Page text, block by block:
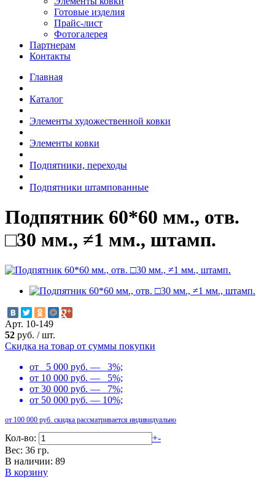
Готовые изделия
Прайс-лист
Фотогалерея
Партнерам
Контакты
Главная
Каталог
Элементы художественной ковки
Элементы ковки
Подпятники, переходы
Подпятники штампованные
Подпятник 60*60 мм., отв.
□30 мм., ≠1 мм., штамп.
Арт. 10-149
52 руб. /шт.
Скидка на товар от суммы покупки
от 5 000 руб. — 3%;
от 10 000 руб. — 5%;
от 30 000 руб. — 7%;
от 50 000 руб. — 10%;
от 100 000 руб. скидка рассматривается индивидуально
Кол-во: +-
Вес: 36 гр.
В наличии: 89
В корзину